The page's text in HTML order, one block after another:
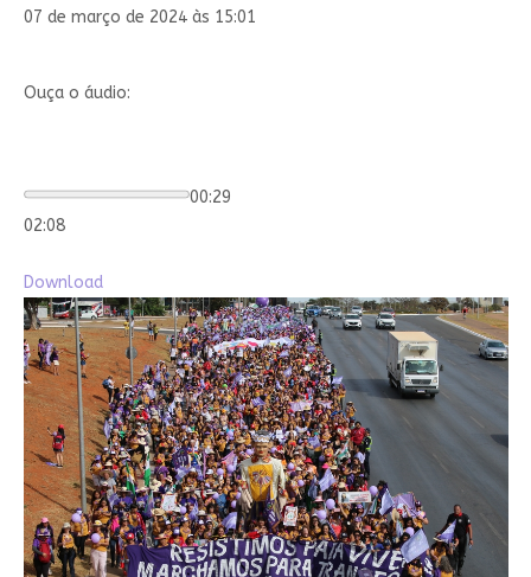
07 de março de 2024 às 15:01
Ouça o áudio:
00:29
02:08
Download